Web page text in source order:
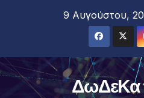
9 Αυγούστου,
ΔωΔεΚα